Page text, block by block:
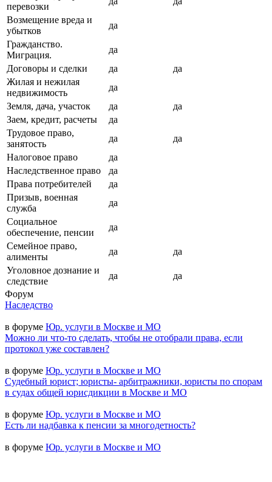
перевозки
Возмещение вреда и
убытков
да
Гражданство.
Миграция.
да
Договоры и сделки
да
да
Жилая и нежилая
недвижимость
да
Земля, дача, участок
да
да
Заем, кредит, расчеты
да
Трудовое право,
занятость
да
да
Налоговое право
да
Наследственное право
да
Права потребителей
да
Призыв, военная
служба
да
Социальное
обеспечение, пенсии
да
Семейное право,
алименты
да
да
Уголовное дознание и
следствие
да
да
Форум
Наследство
в форуме Юр. услуги в Москве и МО
Можно ли что-то сделать, чтобы не отобрали права, если
протокол уже составлен?
в форуме Юр. услуги в Москве и МО
Судебный юрист; юристы- арбитражники, юристы по спорам
в судах общей юрисдикции в Москве и МО
в форуме Юр. услуги в Москве и МО
Есть ли надбавка к пенсии за многодетность?
в форуме Юр. услуги в Москве и МО